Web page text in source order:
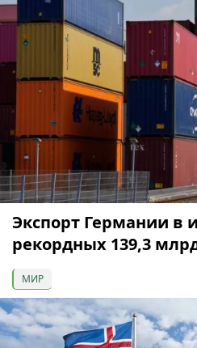
Экспорт Германии в
рекордных 139,3
МИР